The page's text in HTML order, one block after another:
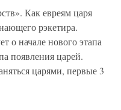
Как евреям царя
рэкетира.
о начале нового этапа
появления царей.
царями, первые 3